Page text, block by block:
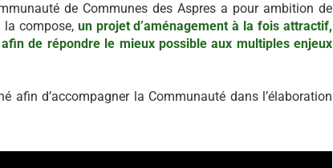
de Communes des Aspres a pour ambition de
compose,un projet d’aménagement à la fois attractif,
de répondre le mieux possible aux multiples enjeux
afin d’accompagner la Communauté dans l’élaboration